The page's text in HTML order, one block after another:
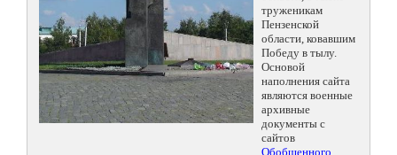
труженикам
Пензенской
области, ковавшим
Победу в тылу.
Основой
наполнения сайта
являются военные
архивные
документы с
сайтов
Обобщенного